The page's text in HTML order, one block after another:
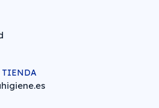
TIENDA